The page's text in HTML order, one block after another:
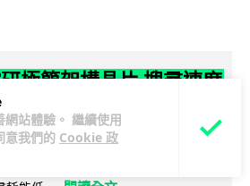
站體驗。 繼續使用
意我們的 Cookie 政
極簡架構晶片 搜尋速度
倍
擬內容尋址記憶體（CAM）晶片，用
傳輸瓶頸，漢明距離計算速度比標準